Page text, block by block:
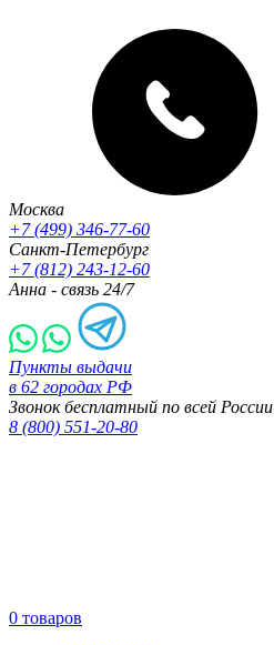
Москва
+7 (499) 346-77-60
Санкт-Петербург
+7 (812) 243-12-60
Анна - связь 24/7
Пункты выдачи
в 62 городах РФ
Звонок бесплатный по всей России
8 (800) 551-20-80
0 товаров